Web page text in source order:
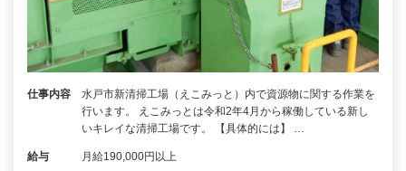
仕事内容
水戸市新清掃工場（えこみっと）内で資源物に関する作業を
行います。 えこみっとは令和2年4月から稼働している新し
いキレイな清掃工場です。 【具体的には】 …
給与 月給190,000円以上